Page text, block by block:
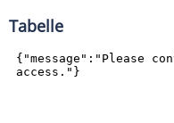
Tabelle